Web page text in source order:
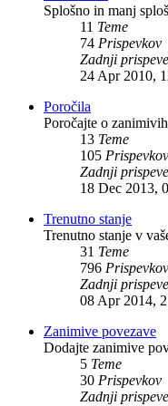
Splošno in manj
11 Teme
74 Prispevkov
Zadnji
24 Apr 2010,
Poročila
Poročajte o
13 Teme
105 Prispevkov
Zadnji
18 Dec 2013,
Trenutno stanje
Trenutno stanje v
31 Teme
796 Prispevkov
Zadnji
08 Apr 2014,
Zanimive povezave
Dodajte zanimive
5 Teme
30 Prispevkov
Zadnji